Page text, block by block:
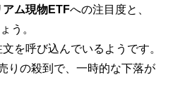
アム現物ETFへの注目度と、
う。
を呼び込んでいるようです。
りの殺到で、一時的な下落が